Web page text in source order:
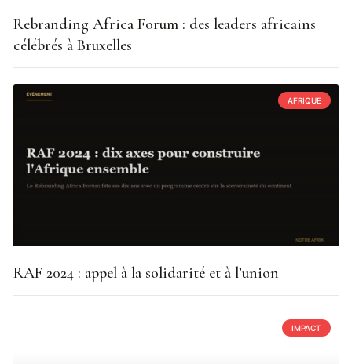
Rebranding Africa Forum : des leaders africains
célébrés à Bruxelles
AFRIQUE
RAF 2024 : appel à la solidarité et à l’union
IMPACT